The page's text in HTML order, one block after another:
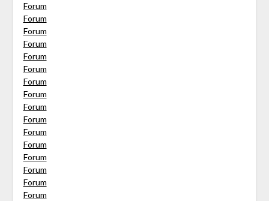
Forum
Forum
Forum
Forum
Forum
Forum
Forum
Forum
Forum
Forum
Forum
Forum
Forum
Forum
Forum
Forum